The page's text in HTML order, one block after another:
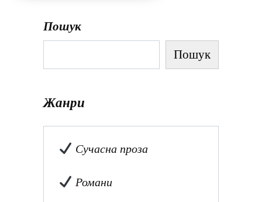
Пошук
Пошук
Жанри
Сучасна проза
Романи